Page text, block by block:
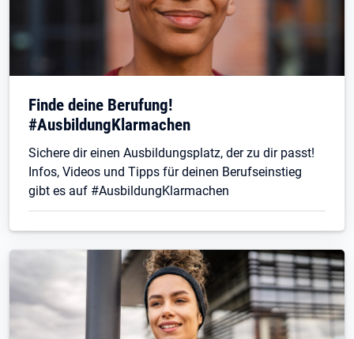
Finde deine Berufung!
#AusbildungKlarmachen
Sichere dir einen Ausbildungsplatz, der zu dir passt!
Infos, Videos und Tipps für deinen Berufseinstieg
gibt es auf #AusbildungKlarmachen